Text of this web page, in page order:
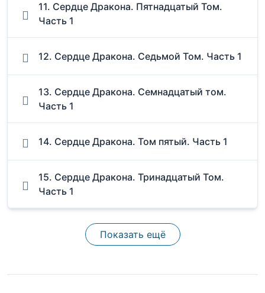
11. Сердце Дракона. Пятнадцатый Том.
Часть 1
12. Сердце Дракона. Седьмой Том. Часть 1
13. Сердце Дракона. Семнадцатый том.
Часть 1
14. Сердце Дракона. Том пятый. Часть 1
15. Сердце Дракона. Тринадцатый Том.
Часть 1
Показать ещё